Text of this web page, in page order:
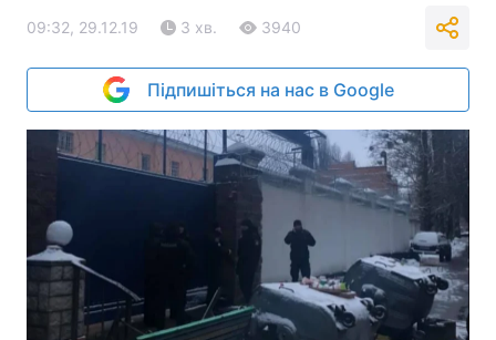
09:32, 29.12.19 3 хв. 3940
Підпишіться на нас в Google